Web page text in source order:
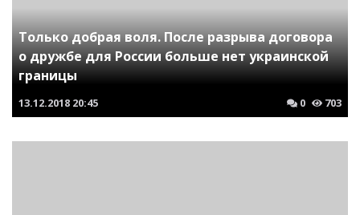
Только добрая воля. После разрыва договора
о дружбе для России больше нет украинской
границы
13.12.2018 20:45 0 703